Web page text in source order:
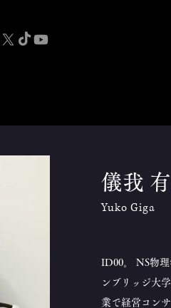
儀我
Yuko Giga
ID00。 NS物
ンブリッジ大
業で経営コン